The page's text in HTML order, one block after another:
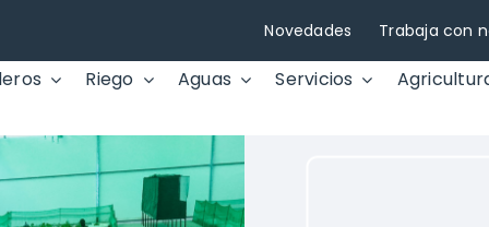
Novedades Trabaja con
Riego Aguas Servicios